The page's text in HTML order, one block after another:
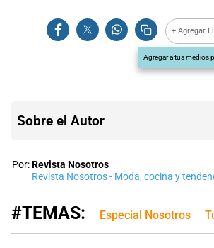
+ Agregar
Agregar a tus medios
Sobre el Autor
Por:Revista Nosotros
Revista Nosotros - Moda, cocina y
#TEMAS: Especial Nosotros